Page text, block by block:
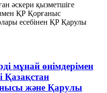
әскери қызметшіге
ҚР Қорғаныс
есебінен ҚР Қарулы
мұнай өнімдерімен
Қазақстан
және Қарулы